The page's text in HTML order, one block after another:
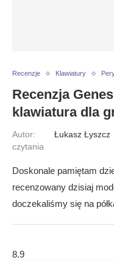
Recenzje Klawiatury
Recenzja
klawiatura dla
Autor: Łukasz Łyszcz
czytania
Doskonale pamiętam
recenzowany dzisiaj
doczekaliśmy się na
8.9